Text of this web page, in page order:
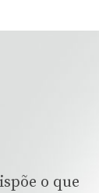
o que